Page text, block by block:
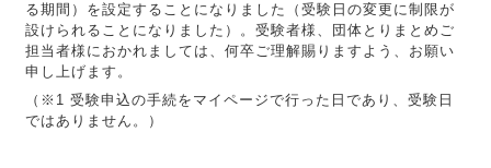
る期間）を設定することになりました（受験日の変更に制限が
設けられることになりました）。受験者様、団体とりまとめご
担当者様におかれましては、何卒ご理解賜りますよう、お願い
申し上げます。
（※1 受験申込の手続をマイページで行った日であり、受験日
ではありません。）